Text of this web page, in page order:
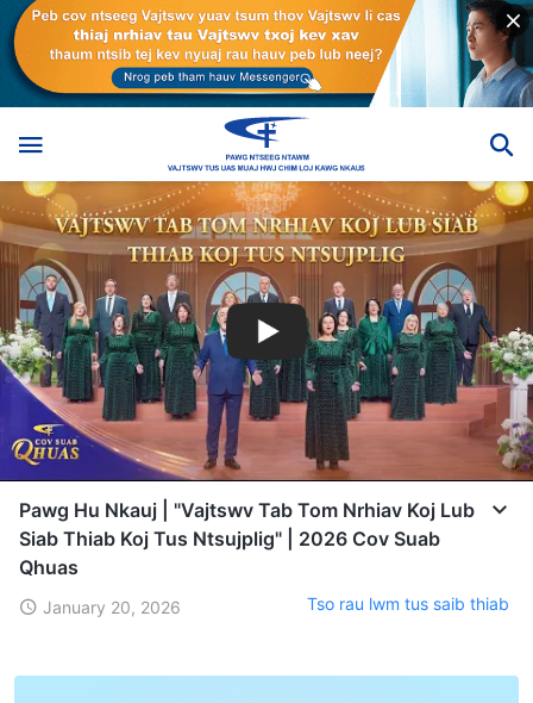
Pawg Hu Nkauj | "Vajtswv Tab Tom Nrhiav Koj Lub
Siab Thiab Koj Tus Ntsujplig" | 2026 Cov Suab
Qhuas
January 20, 2026 Tso rau lwm tus saib thiab